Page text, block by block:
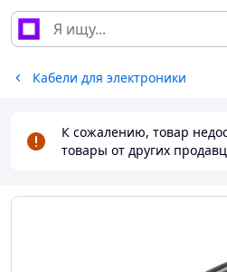
Кабели для электроники
К сожалению, товар
товары от других